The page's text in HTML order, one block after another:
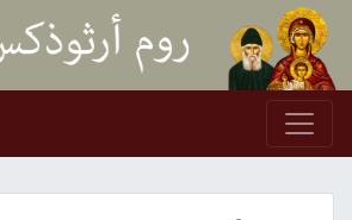
Skip to content
Main Navigation